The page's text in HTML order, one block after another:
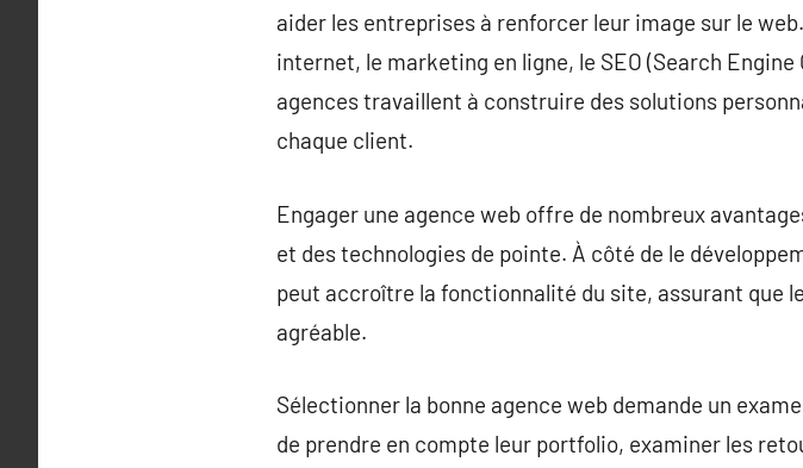
aider les entreprises à renforcer leur image sur le
internet, le marketing en ligne, le SEO (Search
agences travaillent à construire des solutions
chaque client.
Engager une agence web offre de nombreux
et des technologies de pointe. À côté de le
peut accroître la fonctionnalité du site, assurant que
agréable.
Sélectionner la bonne agence web demande un
de prendre en compte leur portfolio, examiner les